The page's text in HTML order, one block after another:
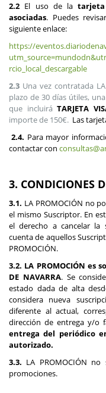
2.2 El uso de la
asociadas. Puedes
siguiente enlace:
https://
rcio_local_descargable
2.3 Una vez contratada
plazo de 30 días útiles,
que incluirá TARJETA
importe de 150€. Las
2.4. Para mayor
contactar con
3. CONDICIONES
3.1. LA PROMOCIÓN no
el mismo Suscriptor. En
el derecho a cancelar la
cuenta de aquellos
PROMOCIÓN.
3.2. LA PROMOCIÓN es
DE NAVARRA. Se
estado dada de alta
considera nueva
diferente al actual,
dirección de entrega y/o
entrega del periódico
autorizado.
3.3. LA PROMOCIÓN
promociones.